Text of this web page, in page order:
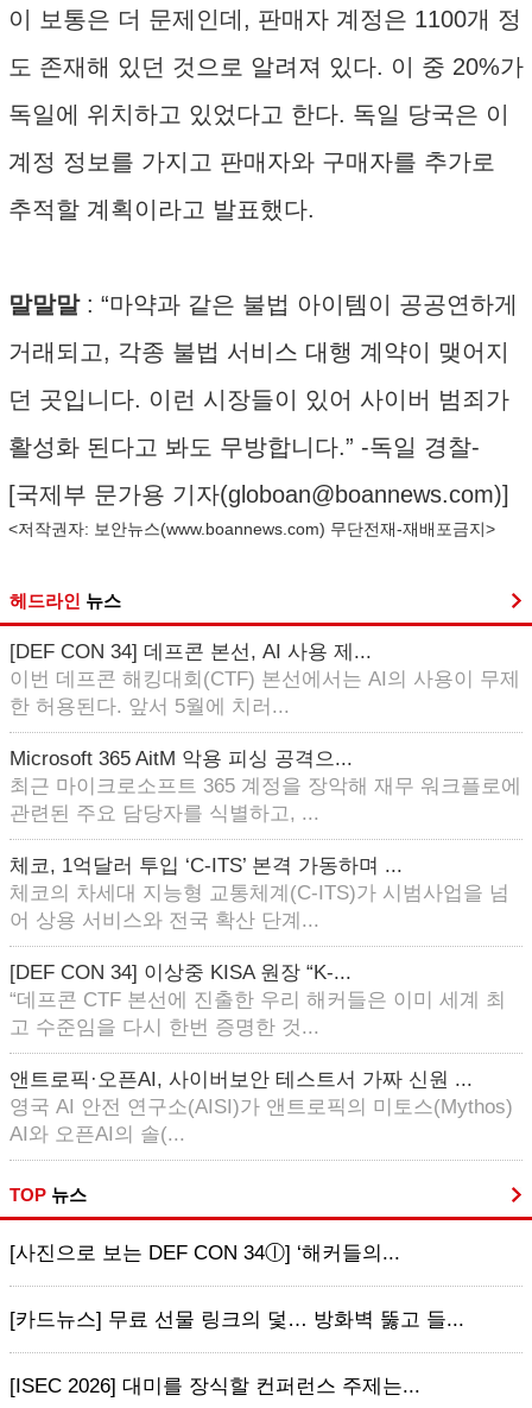
이 보통은 더 문제인데, 판매자 계정은 1100개 정
도 존재해 있던 것으로 알려져 있다. 이 중 20%가
독일에 위치하고 있었다고 한다. 독일 당국은 이
계정 정보를 가지고 판매자와 구매자를 추가로
추적할 계획이라고 발표했다.
말말말: “마약과 같은 불법 아이템이 공공연하게
거래되고, 각종 불법 서비스 대행 계약이 맺어지
던 곳입니다. 이런 시장들이 있어 사이버 범죄가
활성화 된다고 봐도 무방합니다.” -독일 경찰-
[국제부 문가용 기자(globoan@boannews.com)]
<저작권자: 보안뉴스(www.boannews.com) 무단전재-재배포금지>
헤드라인 뉴스
[DEF CON 34] 데프콘 본선, AI 사용 제...
이번 데프콘 해킹대회(CTF) 본선에서는 AI의 사용이 무제
한 허용된다. 앞서 5월에 치러...
Microsoft 365 AitM 악용 피싱 공격으...
최근 마이크로소프트 365 계정을 장악해 재무 워크플로에
관련된 주요 담당자를 식별하고, ...
체코, 1억달러 투입 ‘C-ITS’ 본격 가동하며 ...
체코의 차세대 지능형 교통체계(C-ITS)가 시범사업을 넘
어 상용 서비스와 전국 확산 단계...
[DEF CON 34] 이상중 KISA 원장 “K-...
“데프콘 CTF 본선에 진출한 우리 해커들은 이미 세계 최
고 수준임을 다시 한번 증명한 것...
앤트로픽·오픈AI, 사이버보안 테스트서 가짜 신원 ...
영국 AI 안전 연구소(AISI)가 앤트로픽의 미토스(Mythos)
AI와 오픈AI의 솔(...
TOP 뉴스
[사진으로 보는 DEF CON 34ⓛ] ‘해커들의...
[카드뉴스] 무료 선물 링크의 덫… 방화벽 뚫고 들...
[ISEC 2026] 대미를 장식할 컨퍼런스 주제는...